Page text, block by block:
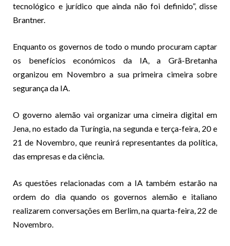
tecnológico e jurídico que ainda não foi definido”, disse
Brantner.
Enquanto os governos de todo o mundo procuram captar
os benefícios económicos da IA, a Grã-Bretanha
organizou em Novembro a sua primeira cimeira sobre
segurança da IA.
O governo alemão vai organizar uma cimeira digital em
Jena, no estado da Turíngia, na segunda e terça-feira, 20 e
21 de Novembro, que reunirá representantes da política,
das empresas e da ciência.
As questões relacionadas com a IA também estarão na
ordem do dia quando os governos alemão e italiano
realizarem conversações em Berlim, na quarta-feira, 22 de
Novembro.